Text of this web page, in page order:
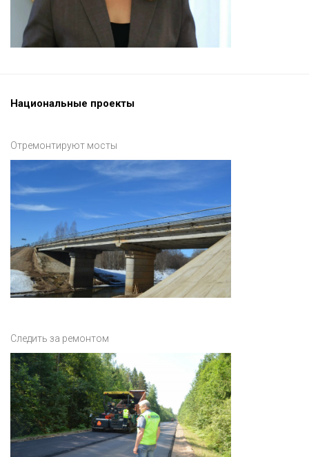
Национальные проекты
Отремонтируют мосты
Следить за ремонтом